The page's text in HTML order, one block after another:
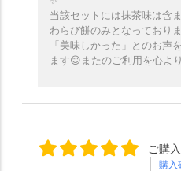
当該セットには抹茶味は含
わらび餅のみとなっておりま
「美味しかった」とのお声
ます😊またのご利用を心よ
ご購
購入